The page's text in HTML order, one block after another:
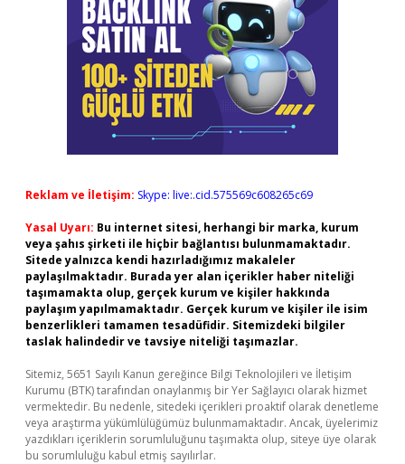
Reklam ve İletişim: Skype: live:.cid.575569c608265c69
Yasal Uyarı: Bu internet sitesi, herhangi bir marka, kurum
veya şahıs şirketi ile hiçbir bağlantısı bulunmamaktadır.
Sitede yalnızca kendi hazırladığımız makaleler
paylaşılmaktadır. Burada yer alan içerikler haber niteliği
taşımamakta olup, gerçek kurum ve kişiler hakkında
paylaşım yapılmamaktadır. Gerçek kurum ve kişiler ile isim
benzerlikleri tamamen tesadüfidir. Sitemizdeki bilgiler
taslak halindedir ve tavsiye niteliği taşımazlar.
Sitemiz, 5651 Sayılı Kanun gereğince Bilgi Teknolojileri ve İletişim
Kurumu (BTK) tarafından onaylanmış bir Yer Sağlayıcı olarak hizmet
vermektedir. Bu nedenle, sitedeki içerikleri proaktif olarak denetleme
veya araştırma yükümlülüğümüz bulunmamaktadır. Ancak, üyelerimiz
yazdıkları içeriklerin sorumluluğunu taşımakta olup, siteye üye olarak
bu sorumluluğu kabul etmiş sayılırlar.